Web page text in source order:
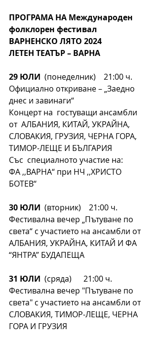
ПРОГРАМА НА Международен
фолклорен фестивал
ВАРНЕНСКО ЛЯТО 2024
ЛЕТЕН ТЕАТЪР – ВАРНА
29 ЮЛИ (понеделник)    21:00 ч.
Официално откриване – „Заедно
днес и завинаги“
Концерт на  гостуващи ансамбли
от  АЛБАНИЯ, КИТАЙ, УКРАЙНА,
СЛОВАКИЯ, ГРУЗИЯ, ЧЕРНА ГОРА,
ТИМОР-ЛЕЩЕ И БЪЛГАРИЯ
Със  специалното участие на:
ФА ,,ВАРНА“ при НЧ ,,ХРИСТО
БОТЕВ‘‘
30 ЮЛИ (вторник)    21:00 ч.
Фестивална вечер „Пътуване по
света“ с участието на ансамбли от
АЛБАНИЯ, УКРАЙНА, КИТАЙ И ФА
“ЯНТРА” БУДАПЕЩА
31 ЮЛИ (сряда)      21:00 ч.
Фестивална вечер "Пътуване по
света" с участието на ансамбли от
СЛОВАКИЯ, ТИМОР-ЛЕЩЕ, ЧЕРНА
ГОРА И ГРУЗИЯ